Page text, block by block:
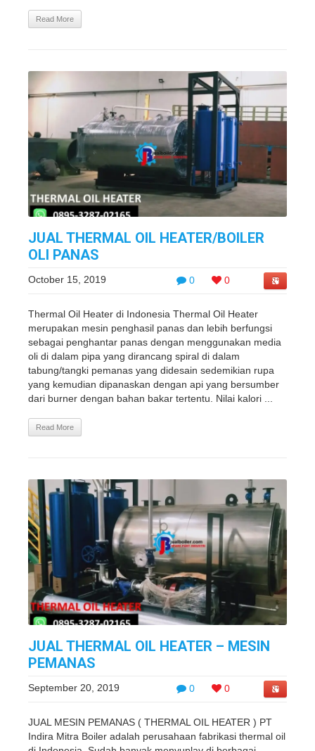
Read More
JUAL THERMAL OIL HEATER/BOILER
OLI PANAS
0 0
October 15, 2019
Thermal Oil Heater di Indonesia Thermal Oil Heater
merupakan mesin penghasil panas dan lebih berfungsi
sebagai penghantar panas dengan menggunakan media
oli di dalam pipa yang dirancang spiral di dalam
tabung/tangki pemanas yang didesain sedemikian rupa
yang kemudian dipanaskan dengan api yang bersumber
dari burner dengan bahan bakar tertentu. Nilai kalori ...
Read More
JUAL THERMAL OIL HEATER – MESIN
PEMANAS
0 0
September 20, 2019
JUAL MESIN PEMANAS ( THERMAL OIL HEATER ) PT
Indira Mitra Boiler adalah perusahaan fabrikasi thermal oil